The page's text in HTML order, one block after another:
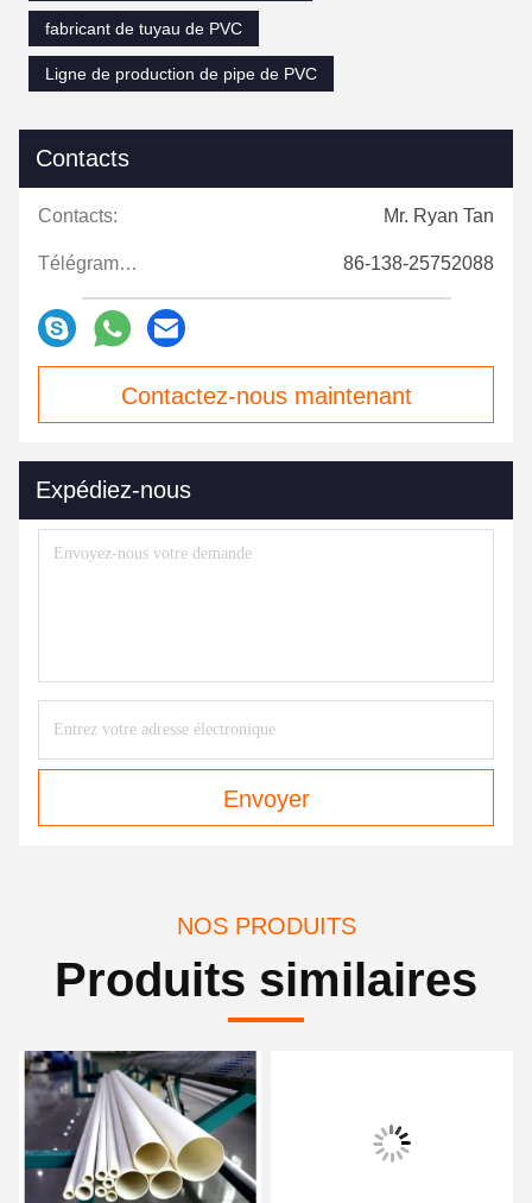
fabricant de tuyau de PVC
Ligne de production de pipe de PVC
Contacts
Contacts: Mr. Ryan Tan
Télégramme: 86-138-25752088
Contactez-nous maintenant
Expédiez-nous
Envoyer
NOS PRODUITS
Produits similaires